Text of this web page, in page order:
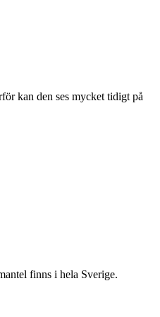
kan den ses mycket tidigt på
finns i hela Sverige.